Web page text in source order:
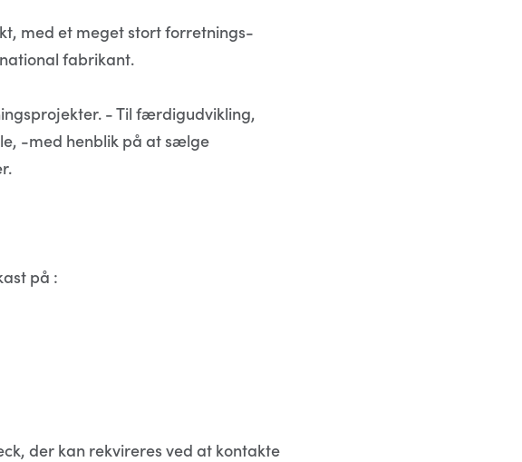
med et meget stort forretnings-
fabrikant.
- Til færdigudvikling,
-med henblik på at sælge
på :
der kan rekvireres ved at kontakte